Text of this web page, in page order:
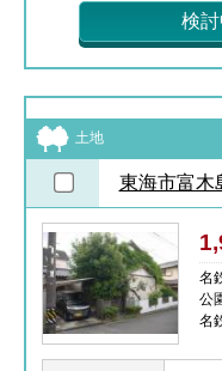
検
土地
東海市富木
名
公
名